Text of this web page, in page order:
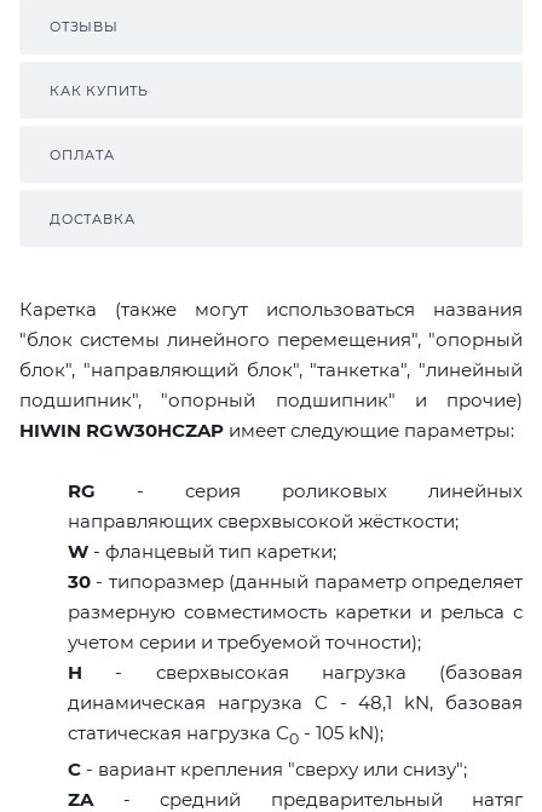
ОТЗЫВЫ
КАК КУПИТЬ
ОПЛАТА
ДОСТАВКА
Каретка (также могут использоваться названия
"блок системы линейного перемещения", "опорный
блок", "направляющий блок", "танкетка", "линейный
подшипник", "опорный подшипник" и прочие)
HIWIN RGW30HCZAP имеет следующие параметры:
RG - серия роликовых линейных
направляющих сверхвысокой жёсткости;
W - фланцевый тип каретки;
30 - типоразмер (данный параметр определяет
размерную совместимость каретки и рельса с
учетом серии и требуемой точности);
H - сверхвысокая нагрузка (базовая
динамическая нагрузка C - 48,1 kN, базовая
статическая нагрузка С0 - 105 kN);
C - вариант крепления "сверху или снизу";
ZA- средний предварительный натяг